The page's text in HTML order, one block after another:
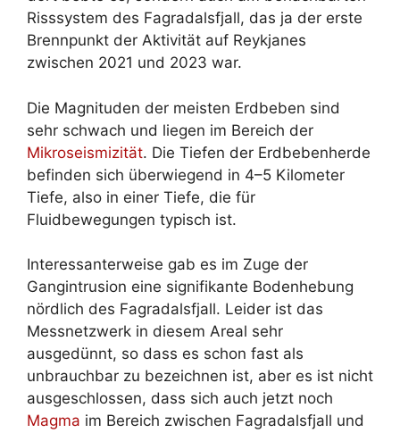
Risssystem des Fagradalsfjall, das ja der erste
Brennpunkt der Aktivität auf Reykjanes
zwischen 2021 und 2023 war.
Die Magnituden der meisten Erdbeben sind
sehr schwach und liegen im Bereich der
Mikroseismizität. Die Tiefen der Erdbebenherde
befinden sich überwiegend in 4–5 Kilometer
Tiefe, also in einer Tiefe, die für
Fluidbewegungen typisch ist.
Interessanterweise gab es im Zuge der
Gangintrusion eine signifikante Bodenhebung
nördlich des Fagradalsfjall. Leider ist das
Messnetzwerk in diesem Areal sehr
ausgedünnt, so dass es schon fast als
unbrauchbar zu bezeichnen ist, aber es ist nicht
ausgeschlossen, dass sich auch jetzt noch
Magma im Bereich zwischen Fagradalsfjall und